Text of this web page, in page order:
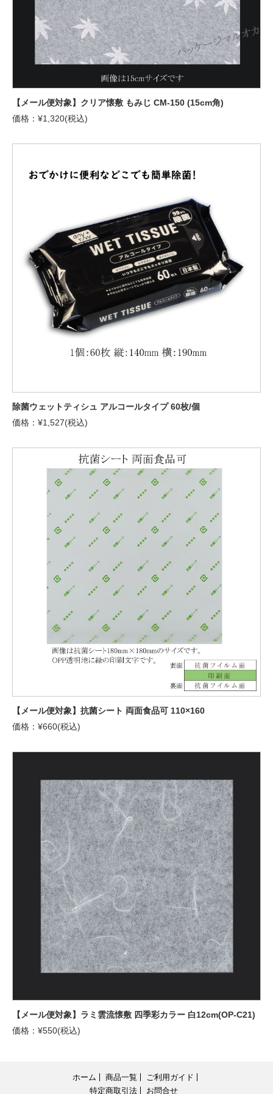
【メール便対象】クリア懐敷 もみじ CM-150 (15cm角)
価格：¥1,320(税込)
除菌ウェットティシュ アルコールタイプ 60枚/個
価格：¥1,527(税込)
【メール便対象】抗菌シート 両面食品可 110×160
価格：¥660(税込)
【メール便対象】ラミ雲流懐敷 四季彩カラー 白12cm(OP-C21)
価格：¥550(税込)
ホーム 商品一覧
ご利用ガイド
特定商取引法
お問合せ